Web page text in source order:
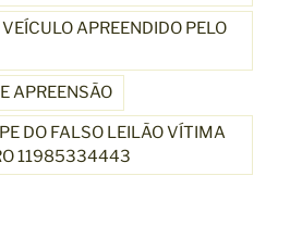
APREENDIDO PELO
APREENSÃO
DO FALSO LEILÃO VÍTIMA
11985334443